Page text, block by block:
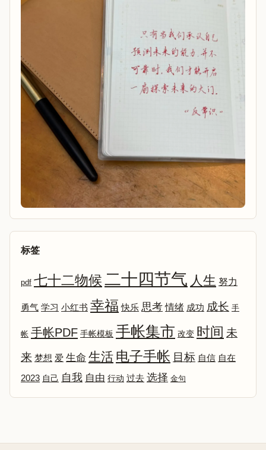
标签
pdf 七十二物候二十四节气 人生 努力
勇气 学习 小红书 幸福 快乐 思考 情绪 成功 成长 手
帐 手帐PDF 手帐模板 手帐集市 改变 时间 未
来 梦想 爱 生命 生活 电子手帐 目标 自信 自在
2023 自己 自我 自由 行动 过去 选择 金句